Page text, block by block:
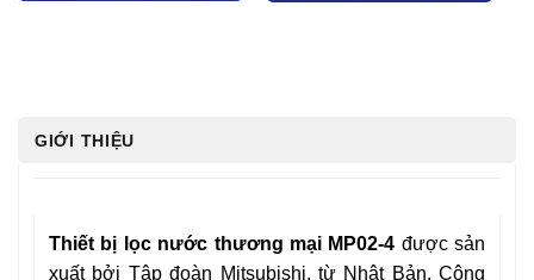
GIỚI THIỆU
Thiết bị lọc nước thương mại MP02-4 được sản
xuất bởi Tập đoàn Mitsubishi, từ Nhật Bản. Công